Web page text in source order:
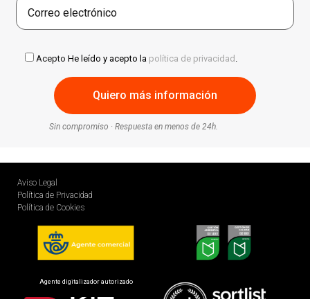
Acepto He leído y acepto la política de privacidad .
Sin compromiso · Respuesta en menos de 24h.
Aviso Legal
Política de Privacidad
Política de Cookies
Agente digitalizador autorizado